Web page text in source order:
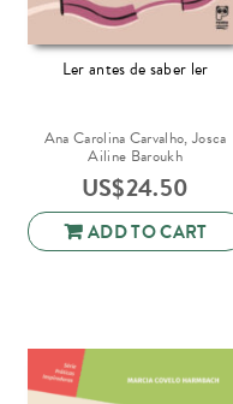
Ler antes de saber ler
Ana Carolina Carvalho, Josca
Ailine Baroukh
US$24.50
ADD TO CART